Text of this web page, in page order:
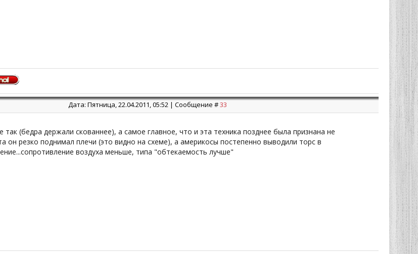
Дата: Пятница, 22.04.2011, 05:52 | Сообщение #33
так (бедра держали скованнее), а самое главное, что и эта техника позднее была признана не
он резко поднимал плечи (это видно на схеме), а америкосы постепенно выводили торс в
воздуха меньше, типа "обтекаемость лучше"